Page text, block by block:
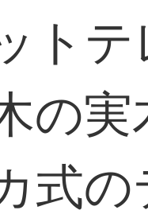
ト
の
式